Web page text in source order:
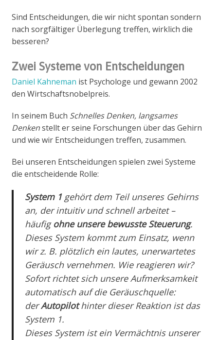
Sind Entscheidungen, die wir nicht spontan sondern
nach sorgfältiger Überlegung treffen, wirklich die
besseren?
Zwei Systeme von Entscheidungen
Daniel Kahneman ist Psychologe und gewann 2002
den Wirtschaftsnobelpreis.
In seinem Buch Schnelles Denken, langsames
Denkenstellt er seine Forschungen über das Gehirn
und wie wir Entscheidungen treffen, zusammen.
Bei unseren Entscheidungen spielen zwei Systeme
die entscheidende Rolle:
System 1gehört dem Teil unseres Gehirns
an, der intuitiv und schnell arbeitet –
häufigohne unsere bewusste Steuerung.
Dieses System kommt zum Einsatz, wenn
wir z. B. plötzlich ein lautes, unerwartetes
Geräusch vernehmen. Wie reagieren wir?
Sofort richtet sich unsere Aufmerksamkeit
automatisch auf die Geräuschquelle:
derAutopilothinter dieser Reaktion ist das
System 1.
Dieses System ist ein Vermächtnis unserer